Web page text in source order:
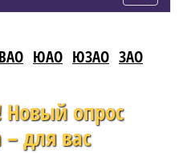
ЮАО ЮЗАО ЗАО
опрос
для вас